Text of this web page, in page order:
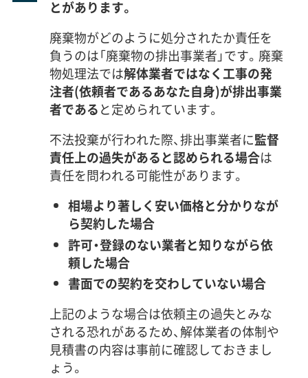
とがあります。
廃棄物がどのように処分されたか責任を
負うのは「廃棄物の排出事業者」です。廃棄
物処理法では解体業者ではなく工事の発
注者(依頼者であるあなた自身)が排出事業
者であると定められています。
不法投棄が行われた際、排出事業者に監督
責任上の過失があると認められる場合は
責任を問われる可能性があります。
相場より著しく安い価格と分かりなが
ら契約した場合
許可・登録のない業者と知りながら依
頼した場合
書面での契約を交わしていない場合
上記のような場合は依頼主の過失とみな
される恐れがあるため、解体業者の体制や
見積書の内容は事前に確認しておきまし
ょう。